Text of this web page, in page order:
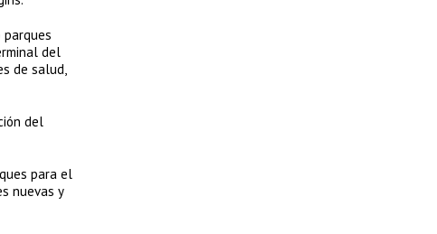
del
de salud,
del
para el
nuevas y